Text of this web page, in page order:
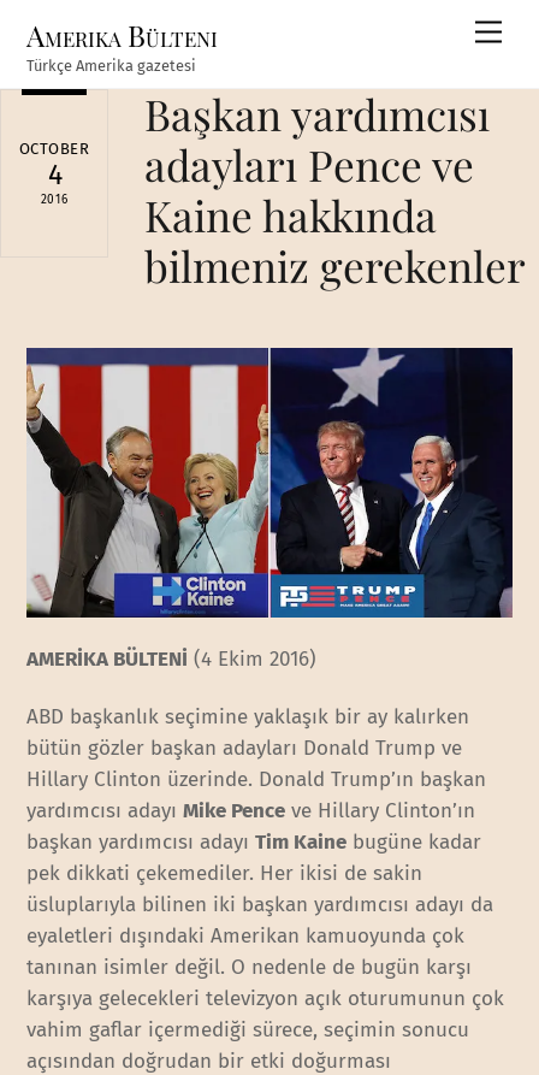
content
Amerika Bülteni
Türkçe Amerika gazetesi
OCTOBER
4
2016
Başkan yardımcısı
adayları Pence ve
Kaine hakkında
bilmeniz gerekenler
AMERİKA BÜLTENİ (4 Ekim 2016)
ABD başkanlık seçimine yaklaşık bir ay kalırken
bütün gözler başkan adayları Donald Trump ve
Hillary Clinton üzerinde. Donald Trump’ın başkan
yardımcısı adayıMike Pence ve Hillary Clinton’ın
başkan yardımcısı adayıTim Kaine bugüne kadar
pek dikkati çekemediler. Her ikisi de sakin
üsluplarıyla bilinen iki başkan yardımcısı adayı da
eyaletleri dışındaki Amerikan kamuoyunda çok
tanınan isimler değil. O nedenle de bugün karşı
karşıya gelecekleri televizyon açık oturumunun çok
vahim gaflar içermediği sürece, seçimin sonucu
açısından doğrudan bir etki doğurması